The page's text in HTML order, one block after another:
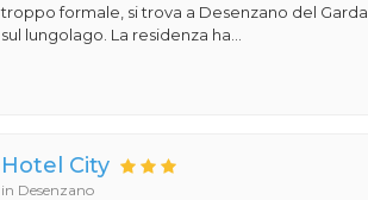
troppo formale, si trova a Desenzano del Garda,
sul lungolago. La residenza ha...
Hotel City
in Desenzano